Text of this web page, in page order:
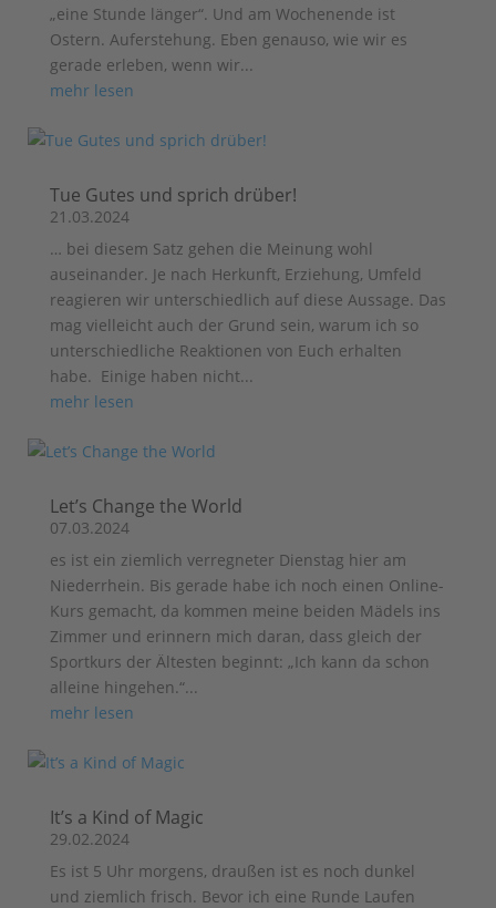
„eine Stunde länger“. Und am Wochenende ist
Ostern. Auferstehung. Eben genauso, wie wir es
gerade erleben, wenn wir...
mehr lesen
Tue Gutes und sprich drüber!
21.03.2024
… bei diesem Satz gehen die Meinung wohl
auseinander. Je nach Herkunft, Erziehung, Umfeld
reagieren wir unterschiedlich auf diese Aussage. Das
mag vielleicht auch der Grund sein, warum ich so
unterschiedliche Reaktionen von Euch erhalten
habe. Einige haben nicht...
mehr lesen
Let’s Change the World
07.03.2024
es ist ein ziemlich verregneter Dienstag hier am
Niederrhein. Bis gerade habe ich noch einen Online-
Kurs gemacht, da kommen meine beiden Mädels ins
Zimmer und erinnern mich daran, dass gleich der
Sportkurs der Ältesten beginnt: „Ich kann da schon
alleine hingehen.“...
mehr lesen
It’s a Kind of Magic
29.02.2024
Es ist 5 Uhr morgens, draußen ist es noch dunkel
und ziemlich frisch. Bevor ich eine Runde Laufen